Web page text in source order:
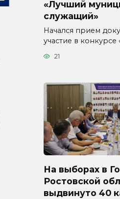
«Лучший
служащий»
Начался прием
участие в
21
На выборах в
Ростовской
выдвинуто 40